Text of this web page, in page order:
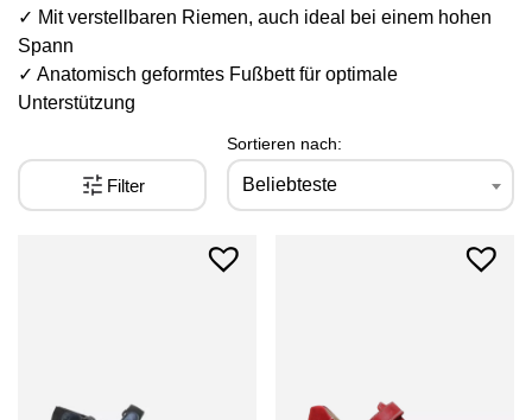
✓ Mit verstellbaren Riemen, auch ideal bei einem hohen
Spann
✓ Anatomisch geformtes Fußbett für optimale
Unterstützung
Sortieren nach:
Beliebteste
Filter